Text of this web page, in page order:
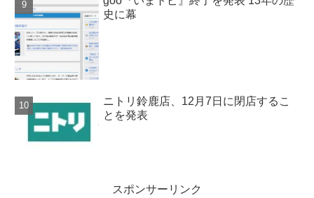
史に幕
ニトリ鈴鹿店、12月7日に閉店するこ
とを発表
スポンサーリンク